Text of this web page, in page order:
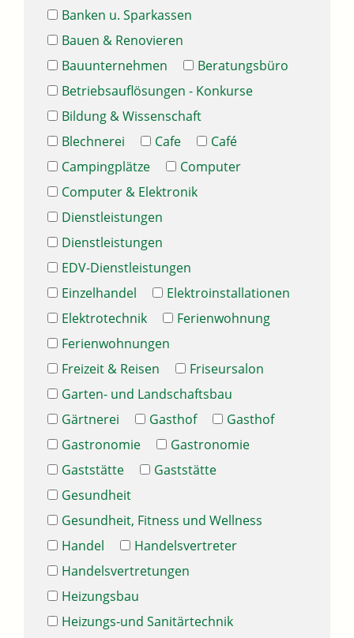
Banken u. Sparkassen
Bauen & Renovieren
Bauunternehmen
Beratungsbüro
Betriebsauflösungen - Konkurse
Bildung & Wissenschaft
Blechnerei
Cafe
Café
Campingplätze
Computer
Computer & Elektronik
Dienstleistungen
Dienstleistungen
EDV-Dienstleistungen
Einzelhandel
Elektroinstallationen
Elektrotechnik
Ferienwohnung
Ferienwohnungen
Freizeit & Reisen
Friseursalon
Garten- und Landschaftsbau
Gärtnerei
Gasthof
Gasthof
Gastronomie
Gastronomie
Gaststätte
Gaststätte
Gesundheit
Gesundheit, Fitness und Wellness
Handel
Handelsvertreter
Handelsvertretungen
Heizungsbau
Heizungs-und Sanitärtechnik